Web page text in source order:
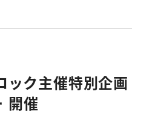
ック主催特別企画
開催